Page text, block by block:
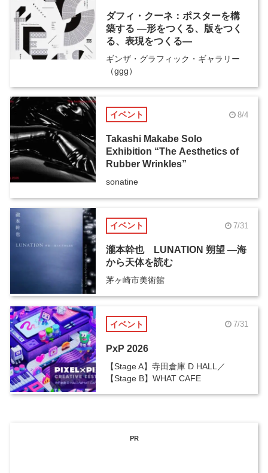
ダフィ・クーネ：ポスターを構
築する ―形をつくる、版をつく
る、表現をつくる―
ギンザ・グラフィック・ギャラリー
（ggg）
イベント 8/4
Takashi Makabe Solo
Exhibition “The Aesthetics of
Rubber Wrinkles”
sonatine
イベント 7/31
瀧本幹也 LUNATION 朔望 ―海
から天体を読む
茅ヶ崎市美術館
イベント 7/31
PxP 2026
【Stage A】寺田倉庫 D HALL／
【Stage B】WHAT CAFE
PR